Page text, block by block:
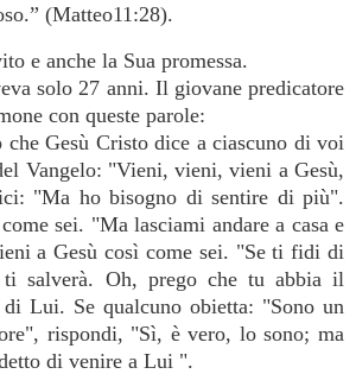
(Matteo11:28).
e anche la Sua promessa.
solo 27 anni. Il giovane predicatore
con queste parole:
che Gesù Cristo dice a ciascuno di voi
Vangelo: "Vieni, vieni, vieni a Gesù,
"Ma ho bisogno di sentire di più".
sei. "Ma lasciami andare a casa e
a Gesù così come sei. "Se ti fidi di
ti salverà. Oh, prego che tu abbia il
Lui. Se qualcuno obietta: "Sono un
rispondi, "Sì, è vero, lo sono; ma
di venire a Lui ".